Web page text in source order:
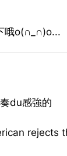
哦o(∩_∩)o...
du感強的
rejects